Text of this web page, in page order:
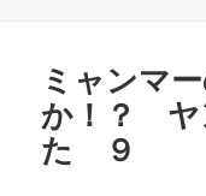
ミャンマ
か！？ ヤ
た ９